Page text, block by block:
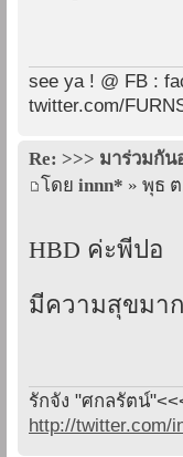
see ya ! @ FB :
twitter.com/
Re: >>> มาร่วมกั
โดย innn* » พุธ
HBD ค่ะพี่ปอ
มีความสุขมา
รักจัง "ศกลรัตน์
http://twitter.com/